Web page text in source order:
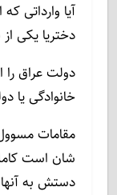
آیا وارداتی
دختریا یکی
دولت عراق
خانوادگی یا
مقامات
شان است
دستش به